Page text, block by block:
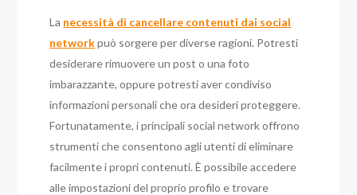
La necessità di cancellare contenuti dai social
networkpuò sorgere per diverse ragioni. Potresti
desiderare rimuovere un post o una foto
imbarazzante, oppure potresti aver condiviso
informazioni personali che ora desideri proteggere.
Fortunatamente, i principali social network offrono
strumenti che consentono agli utenti di eliminare
facilmente i propri contenuti. È possibile accedere
alle impostazioni del proprio profilo e trovare